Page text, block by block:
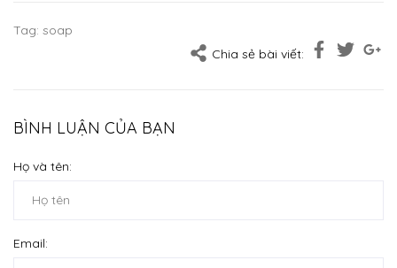
Tag: soap
Chia sẻ bài viết:
BÌNH LUẬN CỦA BẠN
Họ và tên:
Email: